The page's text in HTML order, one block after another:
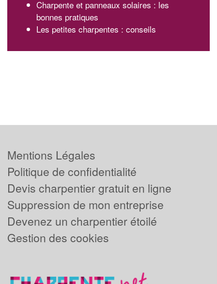
Charpente et panneaux solaires : les
bonnes pratiques
Les petites charpentes : conseils
Mentions Légales
Politique de confidentialité
Devis charpentier gratuit en ligne
Suppression de mon entreprise
Devenez un charpentier étoilé
Gestion des cookies